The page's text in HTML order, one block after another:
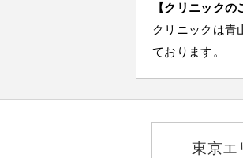
【クリニックの
クリニックは青
ております。
東京エ